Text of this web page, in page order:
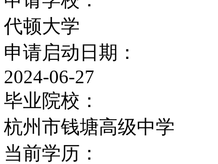
2008年排名
USNew2008年美国大学
2007年排名
USNew2007美国大学综
2006年排名
代顿大学
申请启动日期：
2024-06-27
毕业院校：
杭州市钱塘高级中学
当前学历：